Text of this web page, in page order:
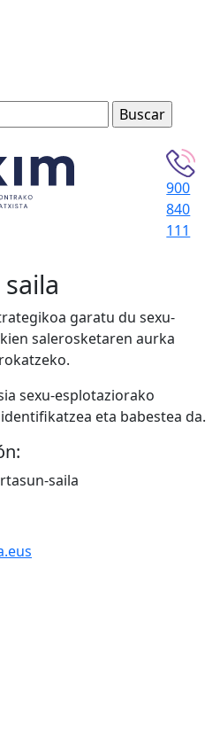
900
840
111
garatu du sexu-
salerosketaren aurka
sexu-esplotaziorako
eta babestea da.
saila